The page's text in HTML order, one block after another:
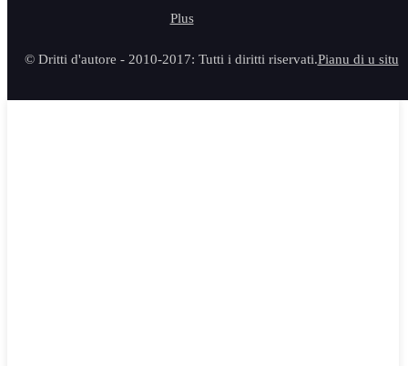
© Dritti d'autore - 2010-2017: Tutti i diritti riservati.Pianu di u situ